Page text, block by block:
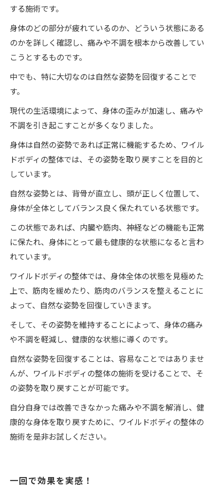
する施術です。
身体のどの部分が疲れているのか、どういう状態にある
のかを詳しく確認し、痛みや不調を根本から改善してい
こうとするものです。
中でも、特に大切なのは自然な姿勢を回復することで
す。
現代の生活環境によって、身体の歪みが加速し、痛みや
不調を引き起こすことが多くなりました。
身体は自然の姿勢であれば正常に機能するため、ワイル
ドボディの整体では、その姿勢を取り戻すことを目的と
しています。
自然な姿勢とは、背骨が直立し、頭が正しく位置して、
身体が全体としてバランス良く保たれている状態です。
この状態であれば、内臓や筋肉、神経などの機能も正常
に保たれ、身体にとって最も健康的な状態になると言わ
れています。
ワイルドボディの整体では、身体全体の状態を見極めた
上で、筋肉を緩めたり、筋肉のバランスを整えることに
よって、自然な姿勢を回復していきます。
そして、その姿勢を維持することによって、身体の痛み
や不調を軽減し、健康的な状態に導くのです。
自然な姿勢を回復することは、容易なことではありませ
んが、ワイルドボディの整体の施術を受けることで、そ
の姿勢を取り戻すことが可能です。
自分自身では改善できなかった痛みや不調を解消し、健
康的な身体を取り戻すために、ワイルドボディの整体の
施術を是非お試しください。
一回で効果を実感！